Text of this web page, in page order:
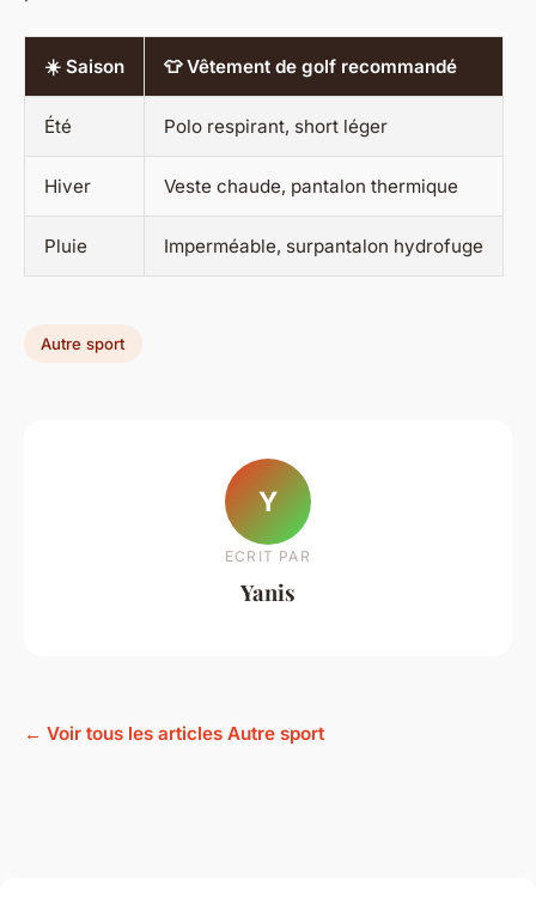
☀️ Saison 👕 Vêtement de golf recommandé
Été Polo respirant, short léger
Hiver Veste chaude, pantalon thermique
Pluie Imperméable, surpantalon hydrofuge
Autre sport
Y
ECRIT PAR
Yanis
← Voir tous les articles Autre sport